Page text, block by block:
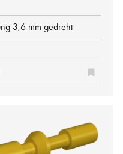
3,6 mm gedreht